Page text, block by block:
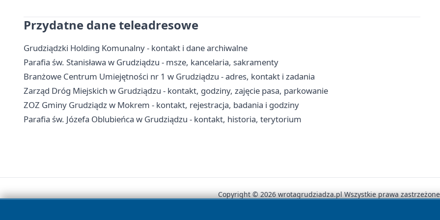
Przydatne dane teleadresowe
Grudziądzki Holding Komunalny - kontakt i dane archiwalne
Parafia św. Stanisława w Grudziądzu - msze, kancelaria, sakramenty
Branżowe Centrum Umiejętności nr 1 w Grudziądzu - adres, kontakt i zadania
Zarząd Dróg Miejskich w Grudziądzu - kontakt, godziny, zajęcie pasa, parkowanie
ZOZ Gminy Grudziądz w Mokrem - kontakt, rejestracja, badania i godziny
Parafia św. Józefa Oblubieńca w Grudziądzu - kontakt, historia, terytorium
Copyright © 2026 wrotagrudziadza.pl Wszystkie prawa